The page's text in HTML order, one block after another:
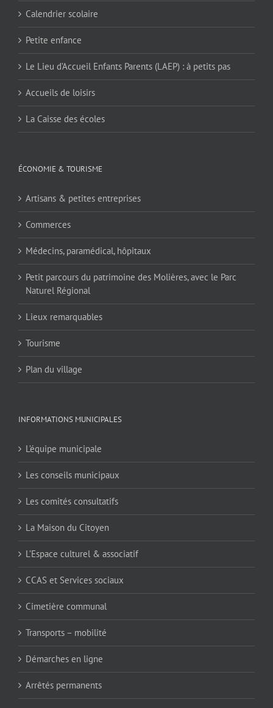
Calendrier scolaire
Petite enfance
Le Lieu d’Accueil Enfants Parents (LAEP) : à petits pas
Accueils de loisirs
La Caisse des écoles
ÉCONOMIE & TOURISME
Artisans & petites entreprises
Commerces
Médecins, paramédical, hôpitaux
Petit parcours du patrimoine des Molières, avec le Parc
Naturel Régional
Lieux remarquables
Tourisme
Plan du village
INFORMATIONS MUNICIPALES
L’équipe municipale
Les conseils municipaux
Les comités consultatifs
La Maison du Citoyen
L’Espace culturel & associatif
CCAS et Services sociaux
Cimetière communal
Transports – mobilité
Démarches en ligne
Arrêtés permanents